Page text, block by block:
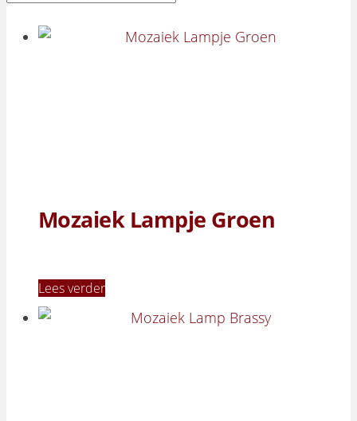
Mozaiek Lampje Groen
Lees verder